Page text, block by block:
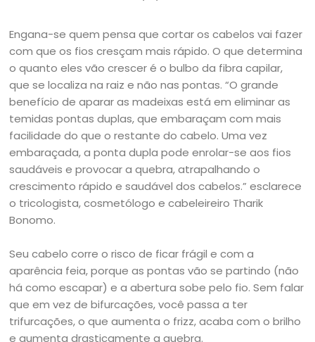
Engana-se quem pensa que cortar os cabelos vai fazer
com que os fios cresçam mais rápido. O que determina
o quanto eles vão crescer é o bulbo da fibra capilar,
que se localiza na raiz e não nas pontas. “O grande
benefício de aparar as madeixas está em eliminar as
temidas pontas duplas, que embaraçam com mais
facilidade do que o restante do cabelo. Uma vez
embaraçada, a ponta dupla pode enrolar-se aos fios
saudáveis e provocar a quebra, atrapalhando o
crescimento rápido e saudável dos cabelos.” esclarece
o tricologista, cosmetólogo e cabeleireiro Tharik
Bonomo.
Seu cabelo corre o risco de ficar frágil e com a
aparência feia, porque as pontas vão se partindo (não
há como escapar) e a abertura sobe pelo fio. Sem falar
que em vez de bifurcações, você passa a ter
trifurcações, o que aumenta o frizz, acaba com o brilho
e aumenta drasticamente a quebra.